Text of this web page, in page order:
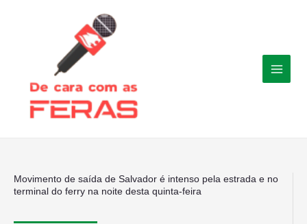
Movimento de saída de Salvador é intenso pela estrada e no
terminal do ferry na noite desta quinta-feira